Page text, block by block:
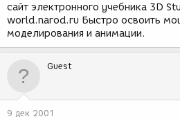
и
я
сайт электронного учебника 3D
world.narod.ru Быстро освоить
моделирования и анимации.
Guest
9 дек 2001